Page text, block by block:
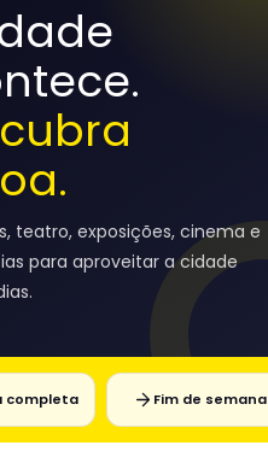
teatro, exposições, cinema e
para aproveitar a cidade
completa Fim de semana